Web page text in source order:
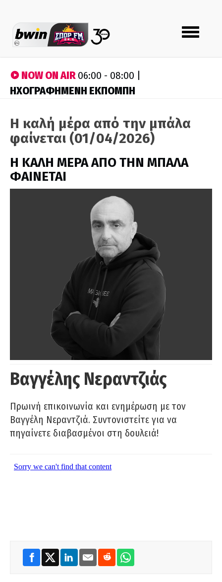
Toggle
navigation
NOW ON AIR06:00 - 08:00 |
ΗΧΟΓΡΑΦΗΜΕΝΗ ΕΚΠΟΜΠΗ
Η καλή μέρα από την μπάλα
φαίνεται (01/04/2026)
H ΚΑΛΗ ΜΕΡΑ ΑΠΟ ΤΗΝ ΜΠΑΛΑ
ΦΑΙΝΕΤΑΙ
Βαγγέλης Νεραντζιάς
Πρωινή επικοινωνία και ενημέρωση με τον
Βαγγέλη Νεραντζιά. Συντονιστείτε για να
πηγαίνετε διαβασμένοι στη δουλειά!